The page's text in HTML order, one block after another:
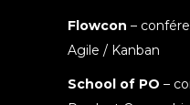
Flowcon –
Agile / Kanban
School of PO –